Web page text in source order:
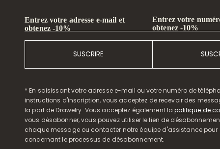
Entrez votre adresse e-mail et
obtenez -10%
SUSCRIRE
Entrez votre
obtenez -10%
* En saisissant votre adresse e-mail ou votre numéro de
instructions d'inscription, vous acceptez de recevoir des
la part de Drawelry. Vous acceptez également lapolitique de
vous désabonner, vous pouvez utiliser le lien de
chaque message ou contacter notre équipe d'assistance pour
concernant le processus de désabonnement.